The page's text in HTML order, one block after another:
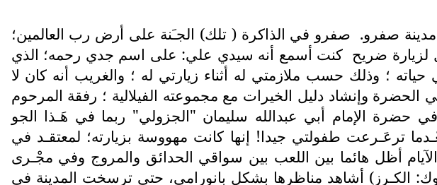
مدينة صفرو. صفرو في الذاكرة ( تلك) الجـَنة على أرض رب العالمين؛
لزيارة ضريح كنت أسمع أنه سيدي علي: على اسم جدي رحمه؛ الذي
؛ وذلك حسب ملازمتي له أثناء زيارتي له ؛ والغريب أنه كان لا
الحضرة وإنشاد دليل الخيرات مع مجموعته الفيلالية ؛ رفقة المرحوم
حضرة الإمام أبي عبدالله سليمان "الجزولي" ربما في هَـذا الجو
ترعَـرعت طفولتي جيدا! إنها كانت مهووسة بزيارته؛ لمعتقـد في
أظل هائما بين اللعب بين سواقي الحدائق والمروج وفي مجْـرى
الكـرز) أشاهد مناظرها بشكل بانورامي، حتى ترسخت المدينة في